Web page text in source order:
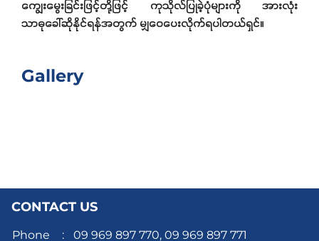
ကျွေးမွေးခြင်းဖြင့်တို့ဖြင့် ကုသိုလ်ပြုခဲ့ပုံများကို အားလုံး
သာဓုခေါ်ဆိုနိုင်ရန်အတွက် မျှဝေပေးလိုက်ရပါတယ်ရှင်။
Gallery
CONTACT US
Phone : 09 969 897 770, 09 969 897 771